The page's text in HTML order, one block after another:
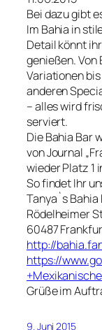
Bei dazu gibt
Im Bahia in
Detail könnt
genießen. Von
Variationen
anderen
– alles wird
serviert.
Die Bahia Bar
von Journal
wieder Platz 1
So findet Ihr
Tanya`s Bahia
Rödelheimer
60487
http://
https://
Grüße im
9. Juni 2015